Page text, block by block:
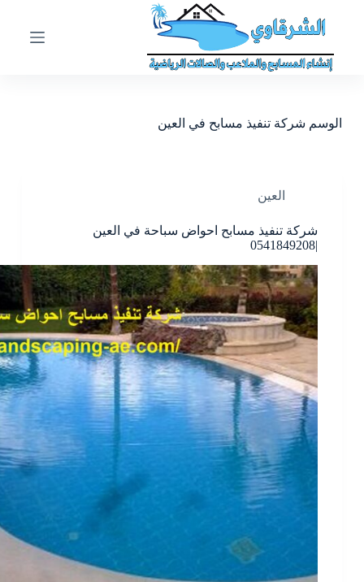
ى
الوسم شركة تنفيذ مسابح في العين
العين
شركة تنفيذ مسابح احواض سباحة في العين
|0541849208